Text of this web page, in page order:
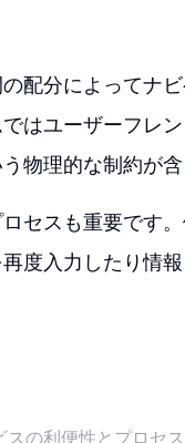
配分によってナ
はユーザーフレ
物理的な制約が含
セスも重要です
度入力したり情
スの利便性とプロセス